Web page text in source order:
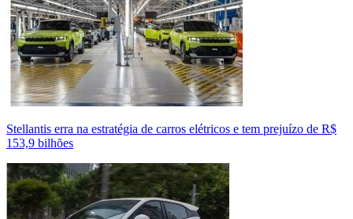
Stellantis erra na estratégia de carros elétricos e tem prejuízo de R$
153,9 bilhões